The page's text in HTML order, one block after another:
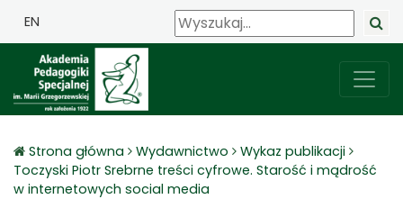
EN
Strona główna Wydawnictwo
Wykaz publikacji
Toczyski Piotr Srebrne treści cyfrowe. Starość i mądrość
w internetowych social media